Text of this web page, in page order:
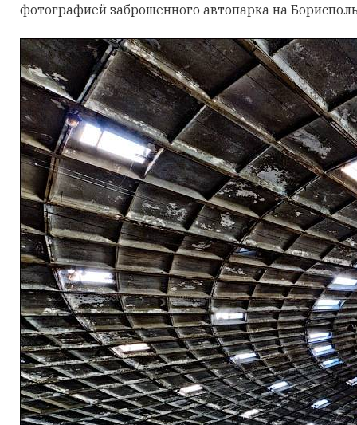
фотографией заброшенного автопарка на